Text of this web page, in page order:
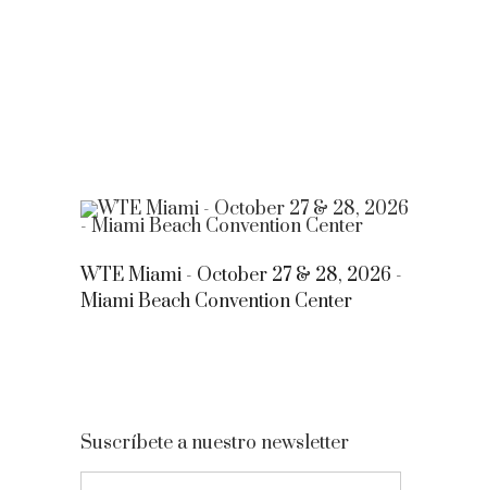
WTE Miami - October 27 & 28, 2026 -
Miami Beach Convention Center
Suscríbete a nuestro newsletter